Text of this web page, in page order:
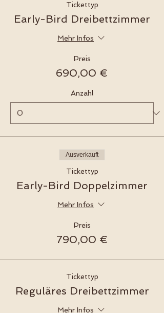
Tickettyp
Early-Bird Dreibettzimmer
Mehr Infos
Preis
690,00 €
Anzahl
Ausverkauft
Tickettyp
Early-Bird Doppelzimmer
Mehr Infos
Preis
790,00 €
Tickettyp
Reguläres Dreibettzimmer
Mehr Infos